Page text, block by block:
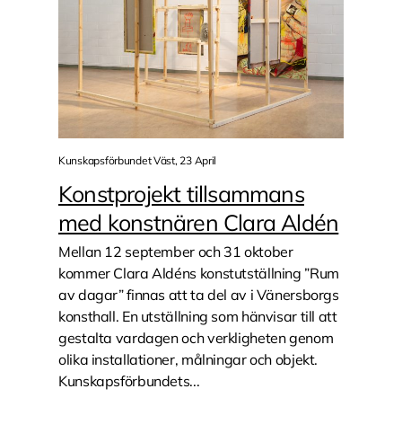
Kunskapsförbundet Väst, 23 April
Konstprojekt tillsammans
med konstnären Clara Aldén
Mellan 12 september och 31 oktober
kommer Clara Aldéns konstutställning ”Rum
av dagar” finnas att ta del av i Vänersborgs
konsthall. En utställning som hänvisar till att
gestalta vardagen och verkligheten genom
olika installationer, målningar och objekt.
Kunskapsförbundets...